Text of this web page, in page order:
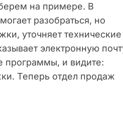
на примере. В
разобраться, но
уточняет технические
электронную
программы, и видите:
Теперь отдел продаж